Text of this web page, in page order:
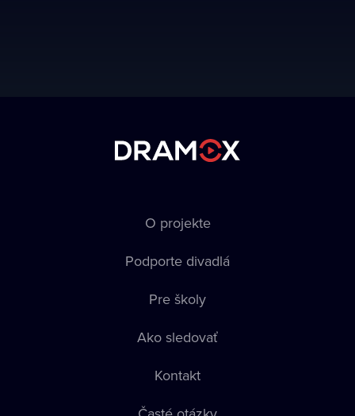
O projekte
Podporte divadlá
Pre školy
Ako sledovať
Kontakt